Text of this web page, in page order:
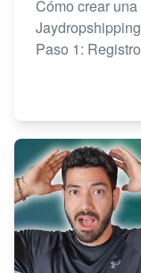
Cómo crear
Paso 1: Registro